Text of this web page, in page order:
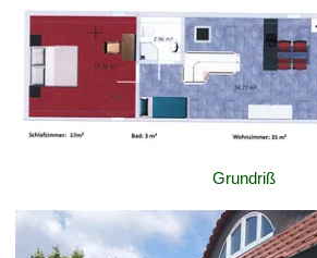
Grundriß